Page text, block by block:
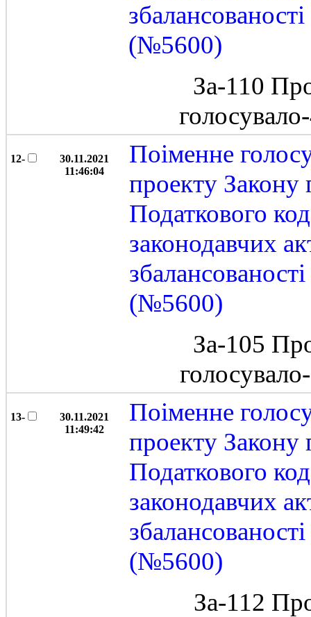
(№5600)
За-110
12-
30.11.2021
11:46:04
Поіменне
проекту Закону
Податкового
законодавчих
(№5600)
За-105
13-
30.11.2021
11:49:42
Поіменне
проекту Закону
Податкового
законодавчих
(№5600)
За-112